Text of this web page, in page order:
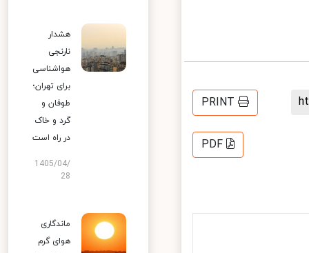
PRINT
PDF
هشدار
نارنجی
هواشناسی
برای تهران؛
طوفان و
گرد و خاک
در راه است
1405/04/
28
ماندگاری
هوای گرم